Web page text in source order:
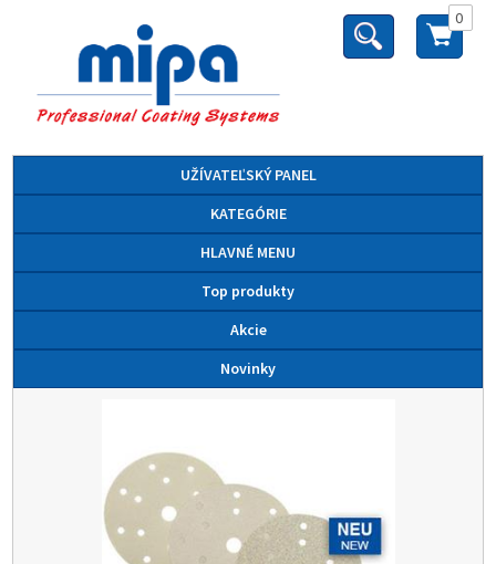
0
UŽÍVATEĽSKÝ PANEL
KATEGÓRIE
HLAVNÉ MENU
Top produkty
Akcie
Novinky